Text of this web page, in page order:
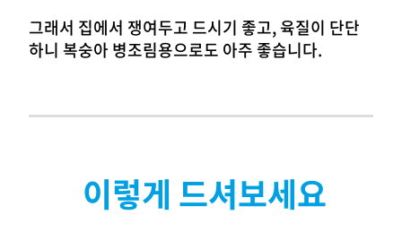
그래서 집에서 쟁여두고 드시기 좋고, 육질이 단단
하니 복숭아 병조림용으로도 아주 좋습니다.
이렇게 드셔보세요